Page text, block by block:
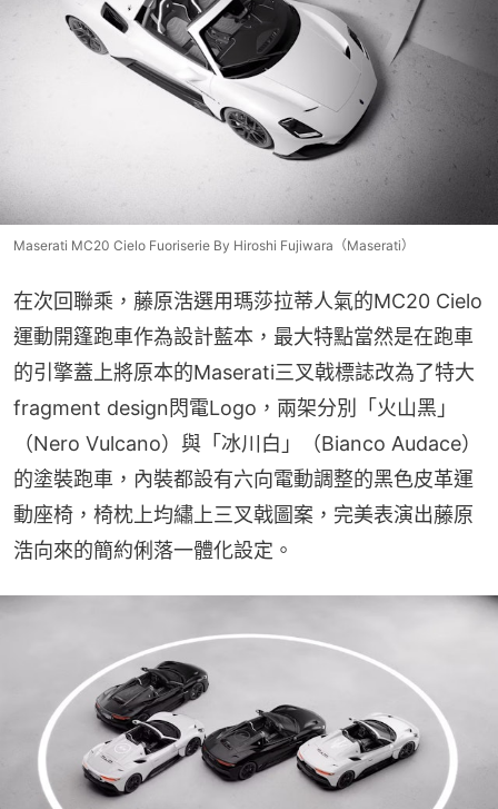
Maserati MC20 Cielo Fuoriserie By Hiroshi Fujiwara（Maserati）
在次回聯乘，藤原浩選用瑪莎拉蒂人氣的MC20 Cielo
運動開篷跑車作為設計藍本，最大特點當然是在跑車
的引擎蓋上將原本的Maserati三叉戟標誌改為了特大
fragment design閃電Logo，兩架分別「火山黑」
（Nero Vulcano）與「冰川白」（Bianco Audace）
的塗裝跑車，內裝都設有六向電動調整的黑色皮革運
動座椅，椅枕上均繡上三叉戟圖案，完美表演出藤原
浩向來的簡約俐落一體化設定。